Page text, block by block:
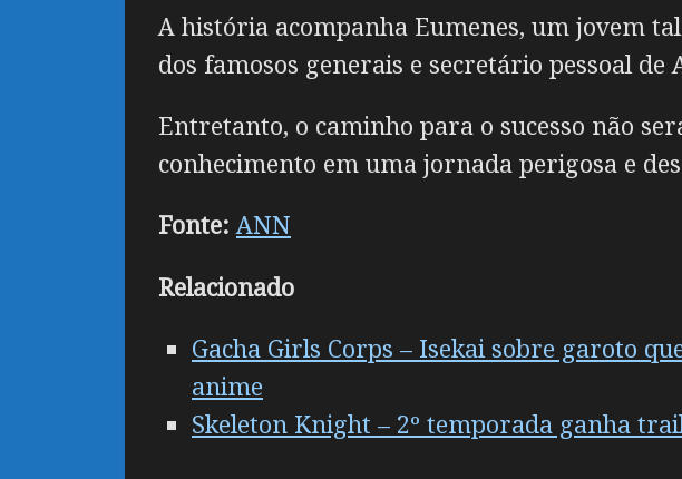
A história acompanha Eumenes, um jovem
dos famosos generais e secretário pessoal de
Entretanto, o caminho para o sucesso não
conhecimento em uma jornada perigosa e
Fonte: ANN
Relacionado
Gacha Girls Corps – Isekai sobre garoto
anime
Skeleton Knight – 2º temporada ganha